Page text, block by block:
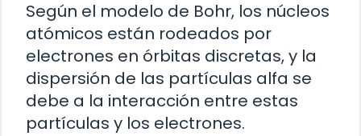
Según el modelo de Bohr, los núcleos
atómicos están rodeados por
electrones en órbitas discretas, y la
dispersión de las partículas alfa se
debe a la interacción entre estas
partículas y los electrones.